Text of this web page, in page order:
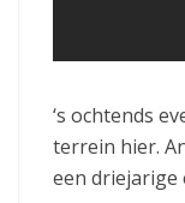
‘s ochtends
terrein hier.
een driejarige